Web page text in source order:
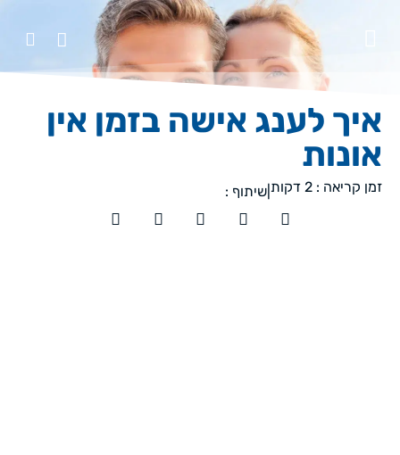
איך לענג אישה בזמן אין
אונות
זמן קריאה : 2 דקות שיתוף :